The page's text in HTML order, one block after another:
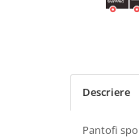
Descriere
Pantofi